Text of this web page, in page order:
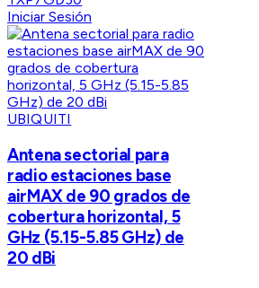
Iniciar Sesión
UBIQUITI
Antena sectorial para
radio estaciones base
airMAX de 90 grados de
cobertura horizontal, 5
GHz (5.15-5.85 GHz) de
20 dBi